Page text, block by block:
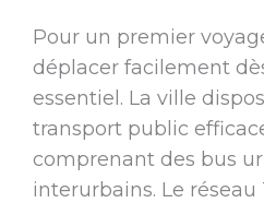
Pour un premier
déplacer facilement
essentiel. La ville
transport public
comprenant des bus
interurbains. Le